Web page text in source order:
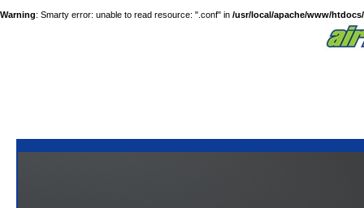
Warning: Smarty error: unable to read resource: ".conf" in /usr/local/apache/www/